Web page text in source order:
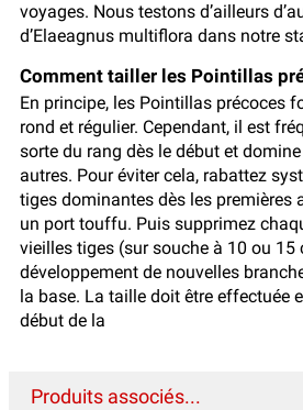
voyages. Nous testons d’ailleurs
d’Elaeagnus multiflora dans notre
Comment tailler les Pointillas
En principe, les Pointillas précoces
rond et régulier. Cependant, il est
sorte du rang dès le début et
autres. Pour éviter cela, rabattez
tiges dominantes dès les premières
un port touffu. Puis supprimez
vieilles tiges (sur souche à 10 ou
développement de nouvelles
la base. La taille doit être effectuée
début de la
Produits associés...